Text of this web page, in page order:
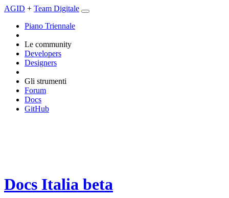
AGID + Team Digitale
Piano Triennale
Le community
Developers
Designers
Gli strumenti
Forum
Docs
GitHub
Docs Italia beta